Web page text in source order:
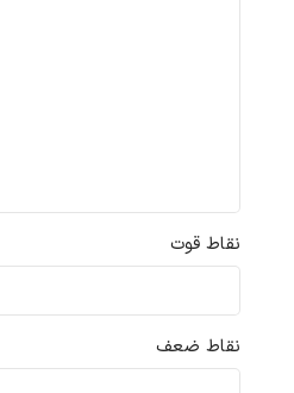
نقاط قوت
نقاط ضعف